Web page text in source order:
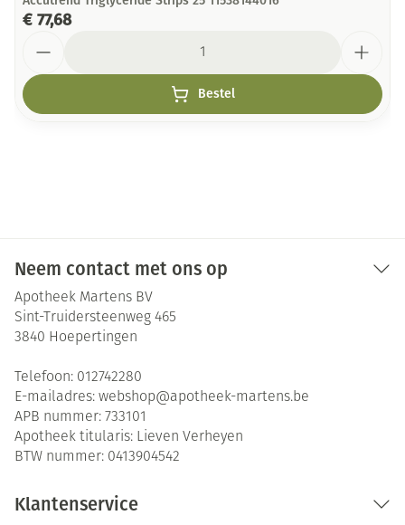
€ 77,68
Bestel
Neem contact met ons op
Apotheek Martens BV
Sint-Truidersteenweg 465
3840 Hoepertingen
Telefoon: 012742280
E-mailadres: webshop@apotheek-martens.be
APB nummer: 733101
Apotheek titularis: Lieven Verheyen
BTW nummer: 0413904542
Klantenservice